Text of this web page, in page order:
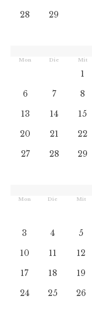
28
29
Mon Die Mit
1
6
7 8
13
14 15
20
21 22
27
28 29
Mon Die Mit
3
4 5
10
11 12
17
18 19
24
25 26